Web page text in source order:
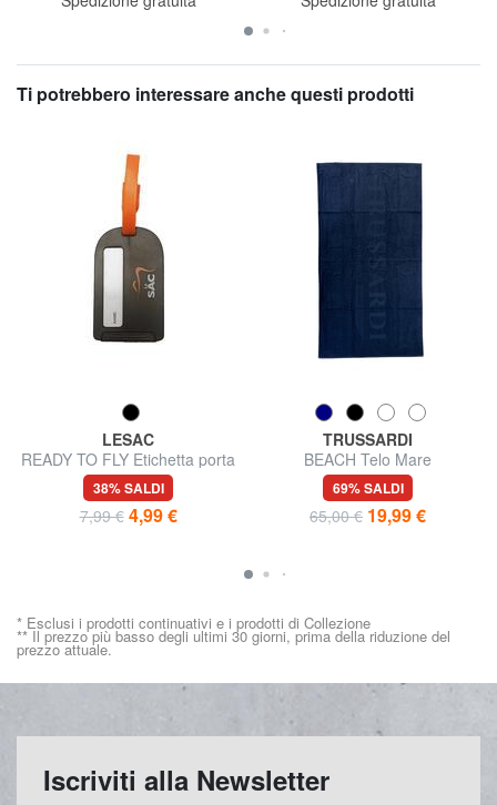
Ti potrebbero interessare anche questi prodotti
LESAC
READY TO FLY Etichetta porta
nome da viaggio
38% SALDI
7,99 € 4,99 €
TRUSSARDI
BEACH Telo Mare
69% SALDI
65,00 € 19,99 €
* Esclusi i prodotti continuativi e i prodotti di Collezione
** Il prezzo più basso degli ultimi 30 giorni, prima della riduzione del
prezzo attuale.
Iscriviti alla Newsletter